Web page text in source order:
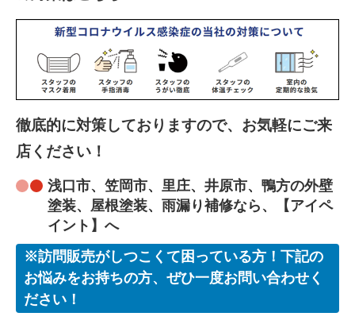
徹底的に対策しておりますので、お気軽にご来
店ください！
浅口市、笠岡市、里庄、井原市、鴨方の外壁
塗装、屋根塗装、雨漏り補修なら、【アイペ
イント】へ
※訪問販売がしつこくて困っている方！下記の
お悩みをお持ちの方、ぜひ一度お問い合わせく
ださい！